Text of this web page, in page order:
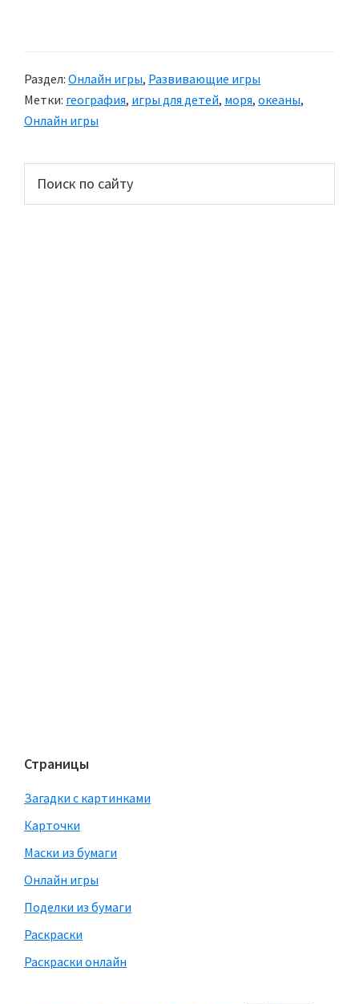
Раздел: Онлайн игры, Развивающие игры
Метки: география, игры для детей, моря, океаны,
Онлайн игры
Основной
сайдбар
Страницы
Загадки с картинками
Карточки
Маски из бумаги
Онлайн игры
Поделки из бумаги
Раскраски
Раскраски онлайн